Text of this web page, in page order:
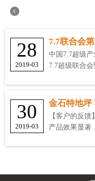
28
2019-03
7.7联合会
中国7.7超级产
7.7超级联合
30
2019-03
金石特地坪
【客户的反
产品效果显著